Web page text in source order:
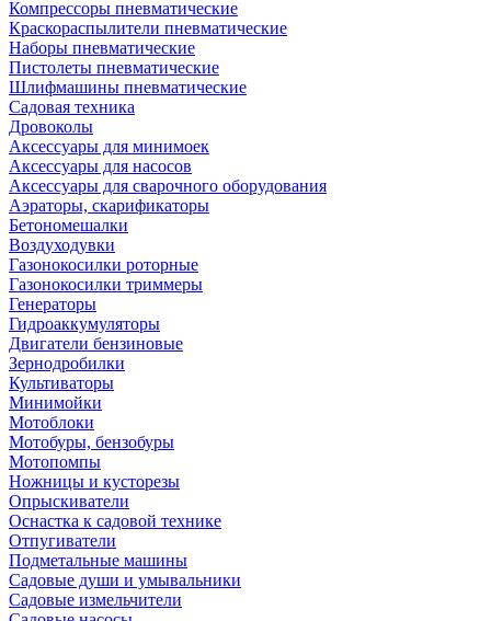
Компрессоры пневматические
Краскораспылители пневматические
Наборы пневматические
Пистолеты пневматические
Шлифмашины пневматические
Садовая техника
Дровоколы
Аксессуары для минимоек
Аксессуары для насосов
Аксессуары для сварочного оборудования
Аэраторы, скарификаторы
Бетономешалки
Воздуходувки
Газонокосилки роторные
Газонокосилки триммеры
Генераторы
Гидроаккумуляторы
Двигатели бензиновые
Зернодробилки
Культиваторы
Минимойки
Мотоблоки
Мотобуры, бензобуры
Мотопомпы
Ножницы и кусторезы
Опрыскиватели
Оснастка к садовой технике
Отпугиватели
Подметальные машины
Садовые души и умывальники
Садовые измельчители